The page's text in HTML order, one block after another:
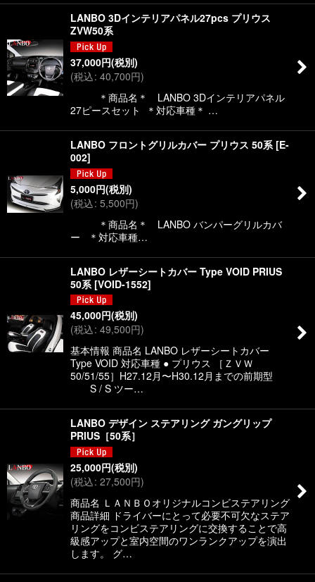
LANBO 3Dインテリアパネル27pcs プリウス
ZVW50系
37,000円(税別)
(税込: 40,700円)
＊商品名＊ LANBO 3Dインテリアパネル
27ピースセット ＊対応車種＊ …
LANBO フロントグリルカバー プリウス 50系 [E-
002]
5,000円(税別)
(税込: 5,500円)
＊商品名＊ LANBO バンパーグリルカバ
ー ＊対応車種…
LANBO レザーシートカバー Type VOID PRIUS
50系 [VOID-1552]
45,000円(税別)
(税込: 49,500円)
基本情報 商品名 LANBO レザーシートカバー
Type VOID 対応車種 ● プリウス ［ＺＶＷ
50/51/55］H27.12月〜H30.12月までの前期型
S / S ツー…
LANBO デザイン ステアリング ガングリップ
PRIUS［50系］
25,000円(税別)
(税込: 27,500円)
商品名 ＬＡＮＢＯオリジナルコンビステアリング
商品詳細 ドライバーにとって必要不可欠なステア
リングをコンビステアリングに交換することで高
級感アップと室内空間のワンランクアップを演出
します。 グ…